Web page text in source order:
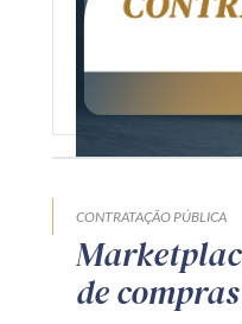
CONTRATAÇÃO PÚBLICA
de